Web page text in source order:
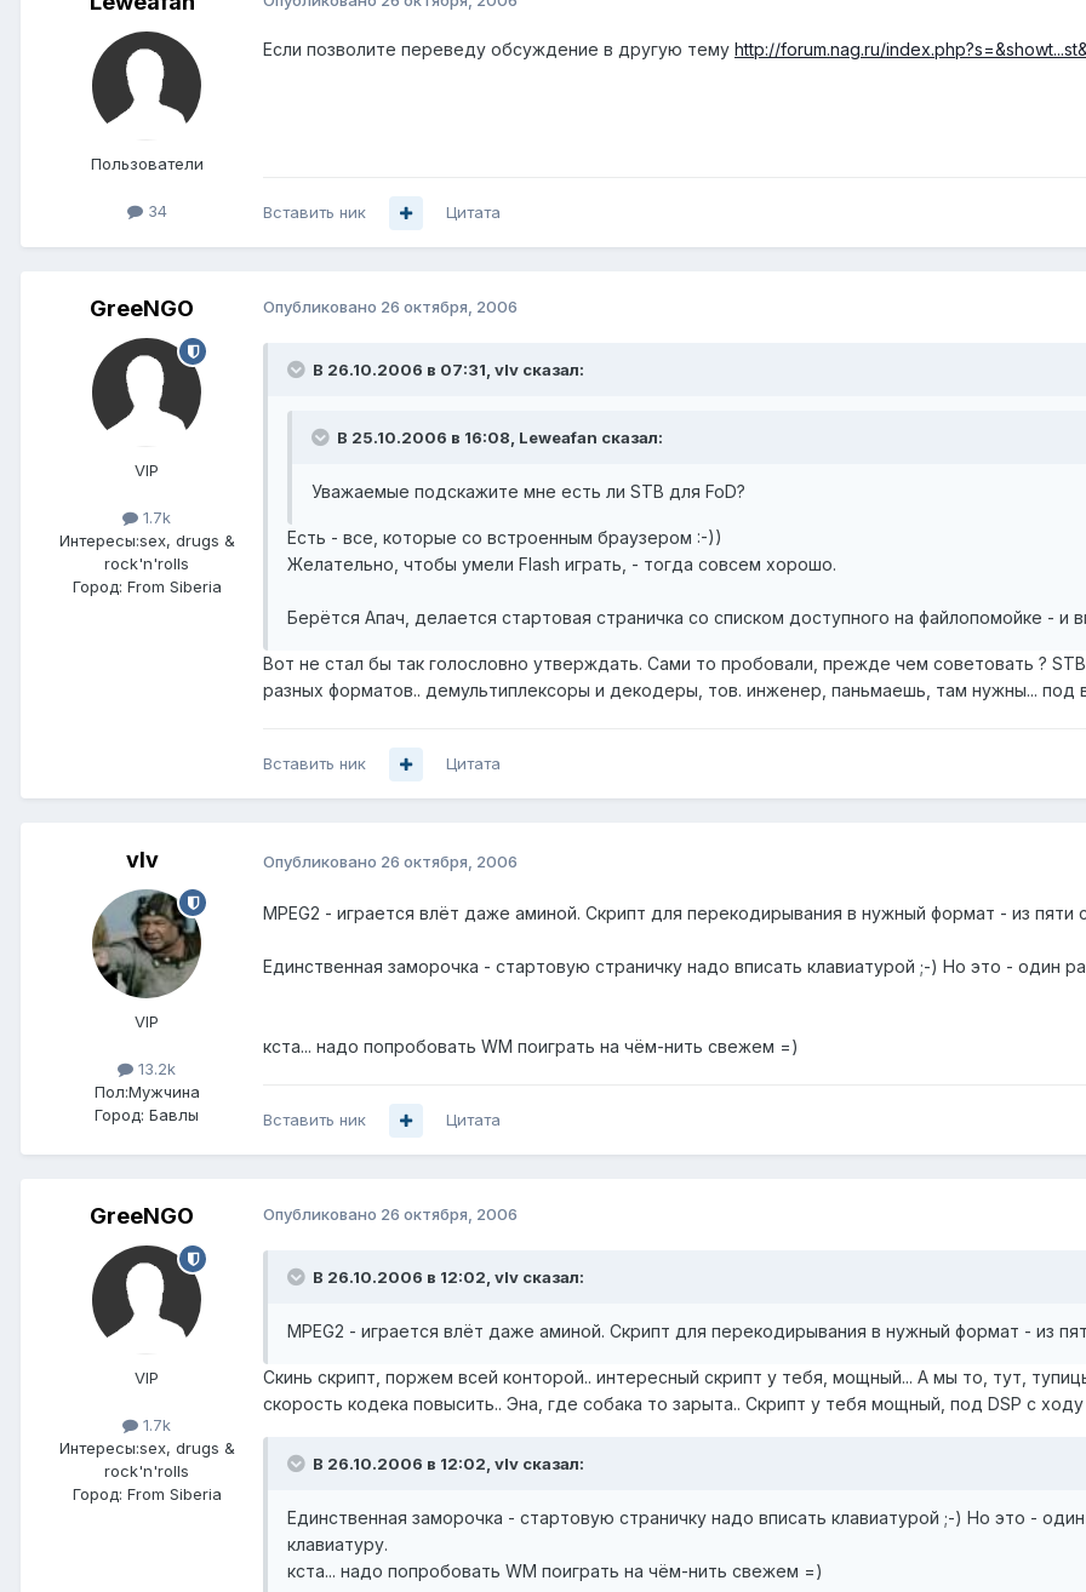
Пользователи
34
Если позволите переведу обсуждение в другую тему http://forum.nag.ru/
Вставить ник Цитата
GreeNGO
VIP
1.7k
Интересы:sex, drugs &
rock'n'rolls
Город: From Siberia
Опубликовано 26 октября, 2006
В 26.10.2006 в 07:31, vIv сказал:
В 25.10.2006 в 16:08, Leweafan сказал:
Уважаемые подскажите мне есть ли STB для FoD?
Есть - все, которые со встроенным браузером :-))
Желательно, чтобы умели Flash играть, - тогда совсем хорошо.
Берётся Апач, делается стартовая страничка со списком доступного на файлопомойке - и
Вот не стал бы так голословно утверждать. Сами то пробовали, прежде чем советовать ?
разных форматов.. демультиплексоры и декодеры, тов. инженер, паньмаешь, там нужны...
Вставить ник Цитата
vIv
VIP
13.2k
Пол:Мужчина
Город: Бавлы
Опубликовано 26 октября, 2006
MPEG2 - играется влёт даже аминой. Скрипт для перекодирывания в нужный формат - из пяти
Единственная заморочка - стартовую страничку надо вписать клавиатурой ;-) Но это - один
кста... надо попробовать WM поиграть на чём-нить свежем =)
Вставить ник Цитата
GreeNGO
VIP
1.7k
Интересы:sex, drugs &
rock'n'rolls
Город: From Siberia
Опубликовано 26 октября, 2006
В 26.10.2006 в 12:02, vIv сказал:
MPEG2 - играется влёт даже аминой. Скрипт для перекодирывания в нужный формат - из
Скинь скрипт, поржем всей конторой.. интересный скрипт у тебя, мощный... А мы то, тут,
скорость кодека повысить.. Эна, где собака то зарыта.. Скрипт у тебя мощный, под DSP с ходу
В 26.10.2006 в 12:02, vIv сказал:
Единственная заморочка - стартовую страничку надо вписать клавиатурой ;-) Но это -
клавиатуру.
кста... надо попробовать WM поиграть на чём-нить свежем =)